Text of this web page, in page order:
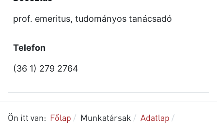
prof. emeritus, tudományos tanácsadó
Telefon
(36 1) 279 2764
Ön itt van: Főlap Munkatársak
Adatlap